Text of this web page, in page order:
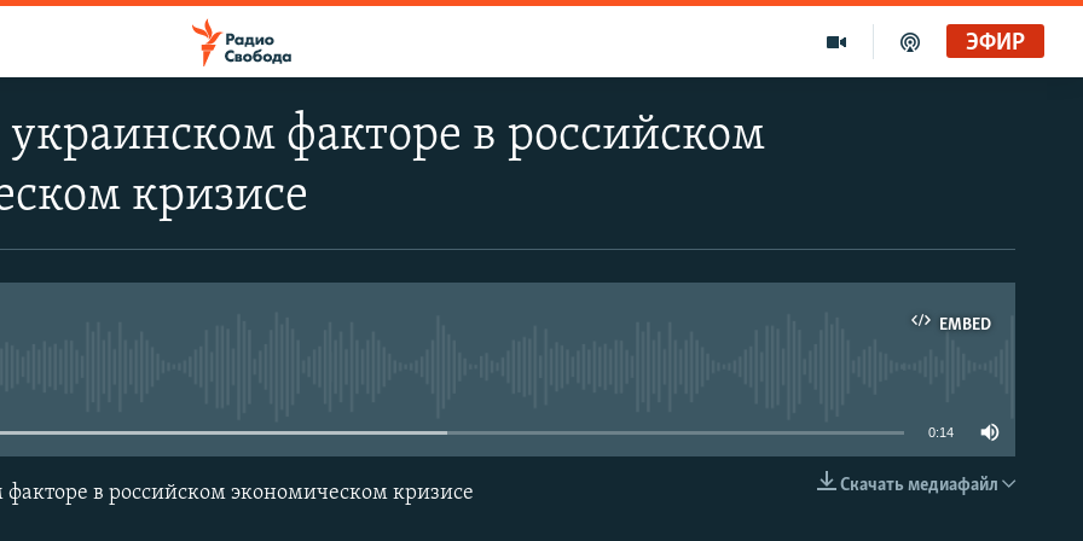
ЭФИР
факторе в российском
кризисе
EMBED
EMBED
0:14
Скачать медиафайл
в российском экономическом кризисе